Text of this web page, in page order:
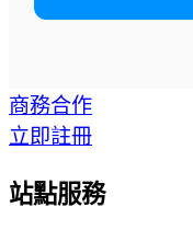
商務合作
立即註冊
站點服務